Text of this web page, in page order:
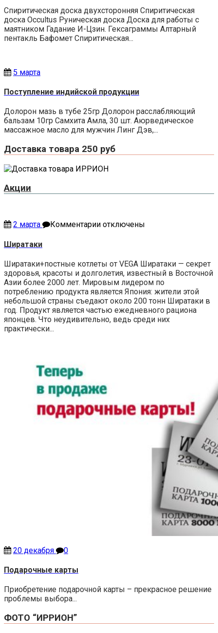
Спиритическая доска двухсторонняя Спиритическая
доска Occultus Руническая доска Доска для работы с
маятником Гадание И-Цзин. Гексаграммы Алтарный
пентакль Бафомет Спиритическая...
5 марта
Поступление индийской продукции
Долорон мазь в тубе 25гр Долорон расслабляющий
бальзам 10гр Самхита Амла, 30 шт. Аюрведическое
массажное масло для мужчин Линг Дэв,...
Доставка товара 250 руб
Акции
2 марта Комментариикотключены
Ширатаки
Ширатаки+постные котлеты от VEGA Ширатаки — секрет
здоровья, красоты и долголетия, известный в Восточной
Азии более 2000 лет. Мировым лидером по
потреблению продукта является Япония: жители этой
небольшой страны съедают около 200 тонн Ширатаки в
год. Продукт является частью ежедневного рациона
японцев. Что неудивительно, ведь среди них
практически...
20 декабря 0
Подарочные карты
Приобретение подарочной карты – прекрасное решение
проблемы выбора...
ФОТО “ИРРИОН”